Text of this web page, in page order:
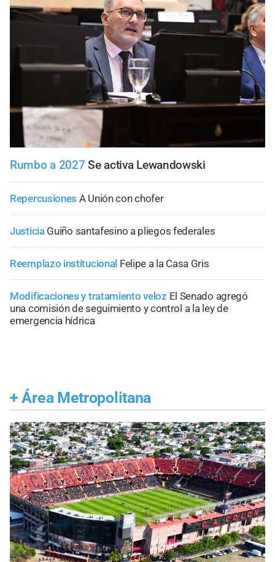
Rumbo a 2027 Se activa Lewandowski
Repercusiones A Unión con chofer
Justicia Guiño santafesino a pliegos federales
Reemplazo institucional Felipe a la Casa Gris
Modificaciones y tratamiento veloz El Senado agregó
una comisión de seguimiento y control a la ley de
emergencia hídrica
+ Área Metropolitana